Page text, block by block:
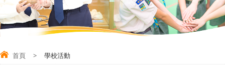
首頁 > 學校活動